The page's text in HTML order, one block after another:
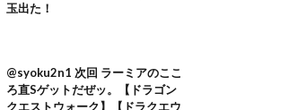
玉出た！
@syoku2n1 次回 ラーミアのここ
ろ直Sゲットだぜッ。【ドラゴン
クエストウォーク】【ドラクエウ